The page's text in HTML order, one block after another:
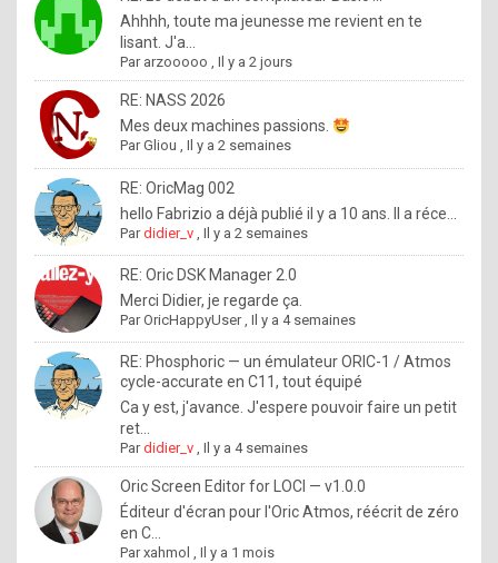
a
d
b
y
o
l
e
x
.
I
f
y
o
u
w
Ahhhh, toute ma jeunesse me revient en te
lisant. J'a...
Par arzooooo ,Il y a 2 jours
RE: NASS 2026
Mes deux machines passions.
ParGliou ,Il y a 2 semaines
RE: OricMag 002
hello Fabrizio a déjà publié il y a 10 ans. Il a réce...
Pardidier_v ,Il y a 2 semaines
RE: Oric DSK Manager 2.0
Merci Didier, je regarde ça.
ParOricHappyUser,Il y a 4 semaines
RE: Phosphoric — un émulateur ORIC-1 / Atmos
cycle-accurate en C11, tout équipé
Ca y est, j'avance. J'espere pouvoir faire un petit
ret...
Pardidier_v ,Il y a 4 semaines
Oric Screen Editor for LOCI — v1.0.0
Éditeur d'écran pour l'Oric Atmos, réécrit de zéro
en C...
Parxahmol ,Il y a 1 mois